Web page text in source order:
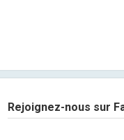
Rejoignez-nous sur